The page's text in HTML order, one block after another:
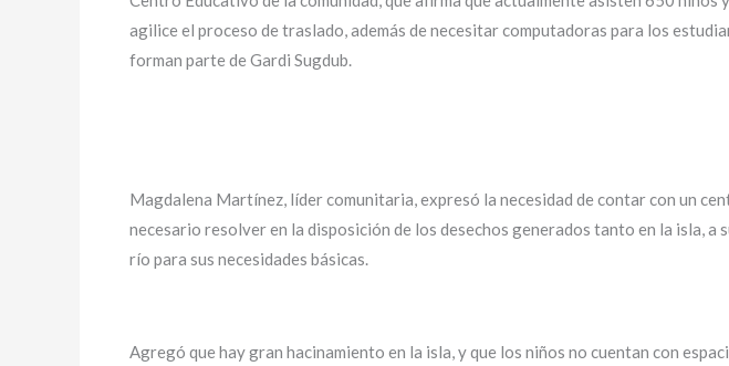
agilice el proceso de traslado, además de necesitar computadoras para los
forman parte de Gardi Sugdub.
Magdalena Martínez, líder comunitaria, expresó la necesidad de contar con un
necesario resolver en la disposición de los desechos generados tanto en la isla,
río para sus necesidades básicas.
Agregó que hay gran hacinamiento en la isla, y que los niños no cuentan con